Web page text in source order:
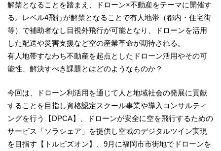
解禁となることを踏まえ、ドローン×不動産をテーマに開催す
る。レベル4飛行が解禁となることで有人地帯（都内・住宅街
等）で補助者なし目視外飛行が可能となり、ドローンを活用
した配送や災害支援など空の産業革命が期待される。
有人地帯すなわち不動産を起点としたドローン活用やその可
能性、解決すべき課題とはどのようなものか？
今回は、ドローン利活用を通じて人と地域社会の発展に貢献
することを目指し資格認定スクール事業や導入コンサルティ
ングを行う【DPCA】、ドローンが安全に空を飛行するための
サービス「ソラシェア」を提供し空域のデジタルツイン実現
を目指す【トルビズオン】、9月に福岡市市街地でドローンを